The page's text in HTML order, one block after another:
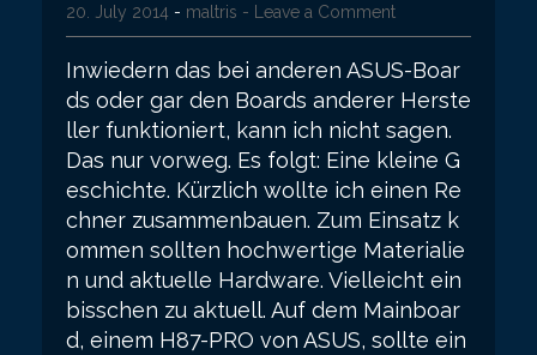
20. July 2014 - maltris - Leave a Comment
Inwiedern das bei anderen ASUS-Boar
ds oder gar den Boards anderer Herste
ller funktioniert, kann ich nicht sagen.
Das nur vorweg. Es folgt: Eine kleine G
eschichte. Kürzlich wollte ich einen Re
chner zusammenbauen. Zum Einsatz k
ommen sollten hochwertige Materialie
n und aktuelle Hardware. Vielleicht ein
bisschen zu aktuell. Auf dem Mainboar
d, einem H87-PRO von ASUS, sollte ein